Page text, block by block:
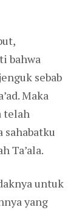
bahwa
sebab
Maka
telah
sahabatku
Ta’ala.
untuk
yang